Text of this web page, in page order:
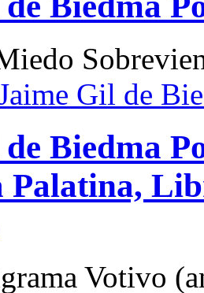
Gil de
Biedma
Palatina,
Votivo